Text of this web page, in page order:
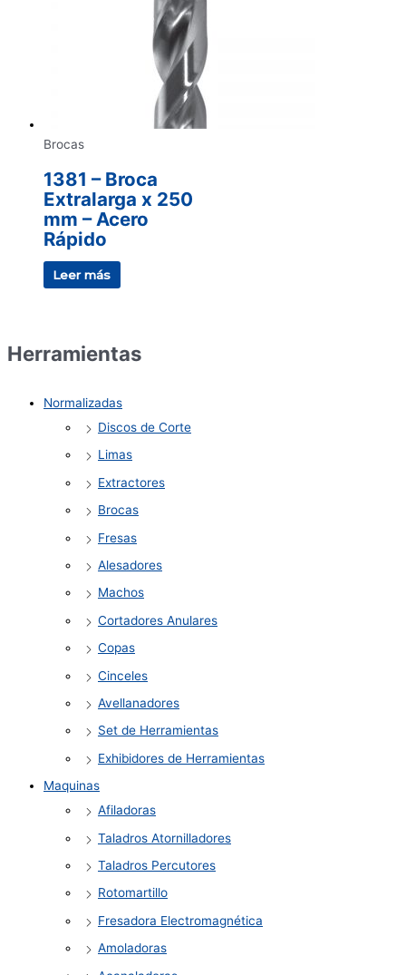
Brocas
1381 – Broca
Extralarga x 250
mm – Acero
Rápido
Leer más
Herramientas
Normalizadas
Discos de Corte
Limas
Extractores
Brocas
Fresas
Alesadores
Machos
Cortadores Anulares
Copas
Cinceles
Avellanadores
Set de Herramientas
Exhibidores de Herramientas
Maquinas
Afiladoras
Taladros Atornilladores
Taladros Percutores
Rotomartillo
Fresadora Electromagnética
Amoladoras